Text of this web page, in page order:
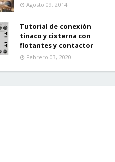
Agosto 09, 2014
Tutorial de conexión
tinaco y cisterna con
flotantes y contactor
Febrero 03, 2020